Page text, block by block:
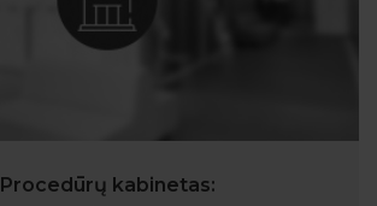
Procedūrų kabinetas: